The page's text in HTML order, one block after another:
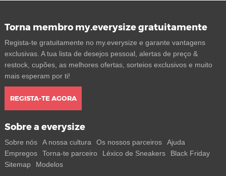
Torna membro my.everysize gratuitamente
Regista-te gratuitamente no my.everysize e garante vantagens
exclusivas. A tua lista de desejos pessoal, alertas de preço &
restock, cupões, as melhores ofertas, sorteios exclusivos e muito
mais esperam por ti!
REGISTA-TE AGORA
Sobre a everysize
Sobre nós A nossa cultura Os nossos parceiros
Ajuda
Empregos
Torna-te parceiro Léxico de Sneakers
Black Friday
Sitemap
Modelos